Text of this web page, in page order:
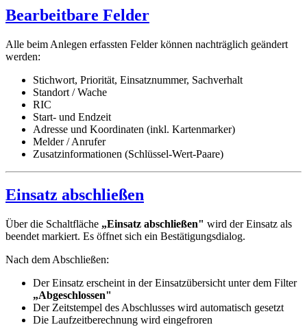
Bearbeitbare Felder
Alle beim Anlegen erfassten Felder können nachträglich geändert
werden:
Stichwort, Priorität, Einsatznummer, Sachverhalt
Standort / Wache
RIC
Start- und Endzeit
Adresse und Koordinaten (inkl. Kartenmarker)
Melder / Anrufer
Zusatzinformationen (Schlüssel-Wert-Paare)
Einsatz abschließen
Über die Schaltfläche „Einsatz abschließen" wird der Einsatz als
beendet markiert. Es öffnet sich ein Bestätigungsdialog.
Nach dem Abschließen:
Der Einsatz erscheint in der Einsatzübersicht unter dem Filter
„Abgeschlossen"
Der Zeitstempel des Abschlusses wird automatisch gesetzt
Die Laufzeitberechnung wird eingefroren